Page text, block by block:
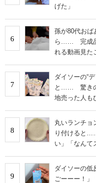
げた」
6
孫が80代おば
ら…… 完成品
れる動画見た
7
ダイソーの“
と…… 驚きの
地売った人も
8
丸いランチョ
り付けると
い」「なんて
9
ダイソーの低
ごーーー！」